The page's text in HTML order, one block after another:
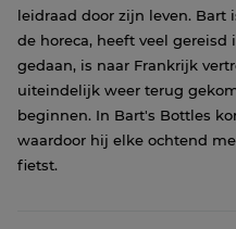
leidraad door zijn leven.
de horeca, heeft veel
gedaan, is naar Frankrijk
uiteindelijk weer terug
beginnen. In Bart's Bottles
waardoor hij elke ochtend
fietst.